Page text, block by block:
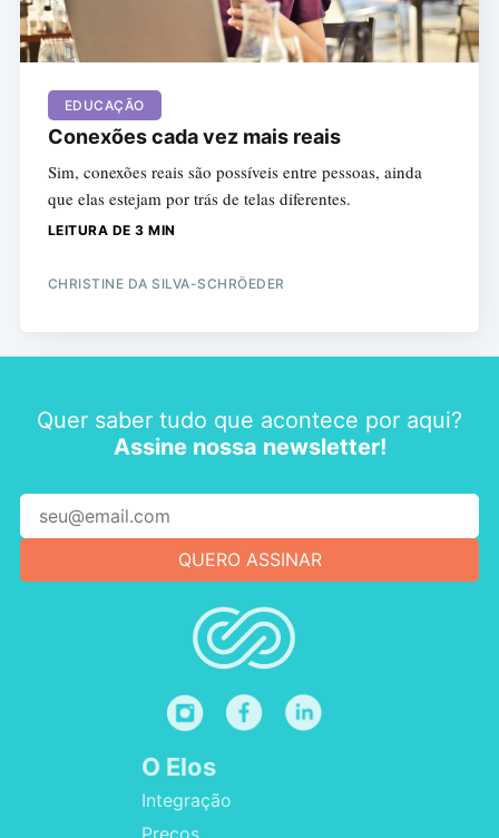
EDUCAÇÃO
Conexões cada vez mais reais
Sim, conexões reais são possíveis entre pessoas, ainda
que elas estejam por trás de telas diferentes.
LEITURA DE 3 MIN
CHRISTINE DA SILVA-SCHRÖEDER
Quer saber tudo que acontece por aqui?
Assine nossa newsletter!
O Elos
Integração
Preços